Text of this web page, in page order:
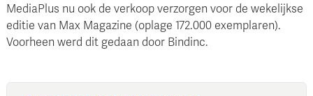
MediaPlus nu ook de verkoop verzorgen voor de wekelijkse
editie van Max Magazine (oplage 172.000 exemplaren).
Voorheen werd dit gedaan door Bindinc.